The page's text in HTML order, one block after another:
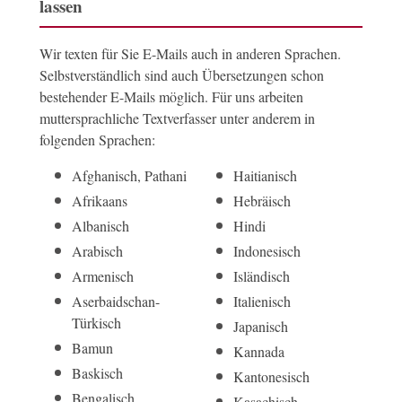
lassen
Wir texten für Sie E-Mails auch in anderen Sprachen.
Selbstverständlich sind auch Übersetzungen schon
bestehender E-Mails möglich. Für uns arbeiten
muttersprachliche Textverfasser unter anderem in
folgenden Sprachen:
Afghanisch, Pathani
Afrikaans
Albanisch
Arabisch
Armenisch
Aserbaidschan-
Türkisch
Bamun
Baskisch
Bengalisch
Haitianisch
Hebräisch
Hindi
Indonesisch
Isländisch
Italienisch
Japanisch
Kannada
Kantonesisch